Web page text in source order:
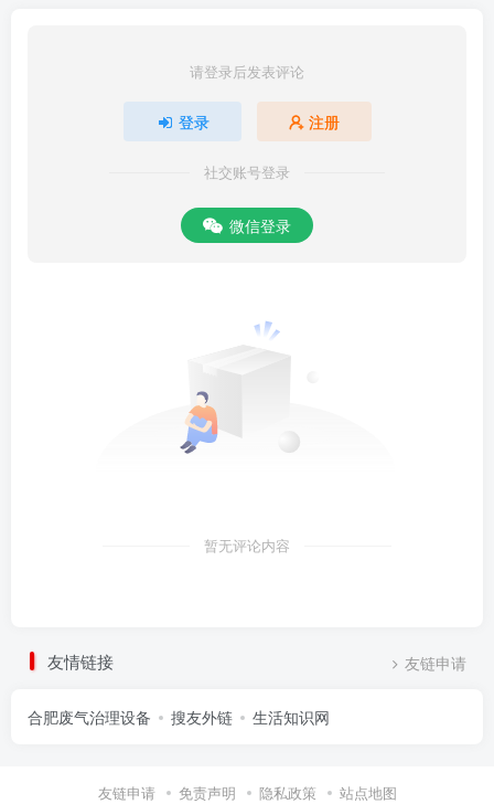
请登录后发表评论
登录 注册
社交账号登录
微信登录
暂无评论内容
友情链接 友链申请
合肥废气治理设备 搜友外链 生活知识网
友链申请 免责声明 隐私政策 站点地图